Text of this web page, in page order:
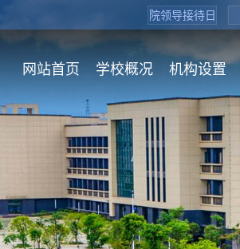
院领导接待日
网站首页 学校概况 机构设置